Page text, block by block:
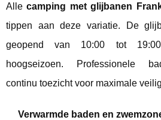
Allecamping met glijbanen
tippen aan deze variatie. De
geopend van 10:00 tot
hoogseizoen. Professionele
continu toezicht voor maximale
Verwarmde baden en